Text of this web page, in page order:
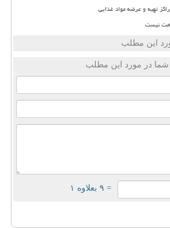
تهیه و عرضه مواد غذایی
نیست
این مطلب
در مورد این مطلب
= ۹ بعلاوه ۱